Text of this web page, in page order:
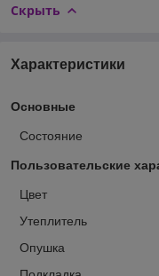
Скрыть
Характеристики
Основные
Состояние
Пользовательские
Цвет
Утеплитель
Опушка